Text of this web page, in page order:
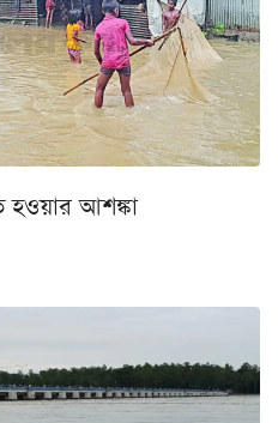
হওয়ার আশঙ্কা